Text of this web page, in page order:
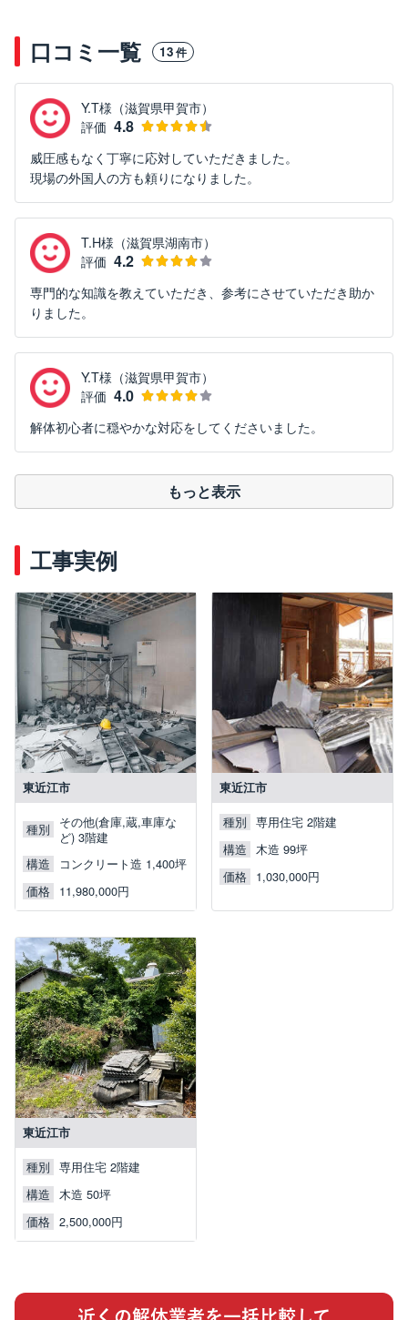
口コミ一覧 13件
Y.T様（滋賀県甲賀市）
評価 4.8
威圧感もなく丁寧に応対していただきました。
現場の外国人の方も頼りになりました。
T.H様（滋賀県湖南市）
評価 4.2
専門的な知識を教えていただき、参考にさせていただき助か
りました。
Y.T様（滋賀県甲賀市）
評価 4.0
解体初心者に穏やかな対応をしてくださいました。
もっと表示
工事実例
東近江市
種別
その他(倉庫,蔵,車庫な
ど) 3階建
構造
コンクリート造 1,400坪
価格 11,980,000円
東近江市
種別 専用住宅 2階建
構造 木造 99坪
価格 1,030,000円
東近江市
種別 専用住宅 2階建
構造 木造 50坪
価格 2,500,000円
近くの解体業者を一括比較して